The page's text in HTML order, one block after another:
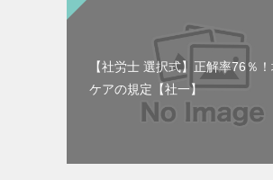
【社労士 選択式】正解率76％
ケアの規定【社一】